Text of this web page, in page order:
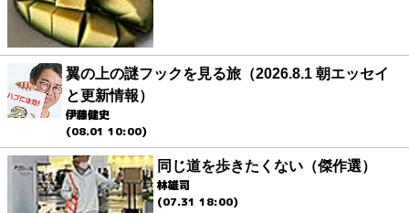
翼の上の謎フックを見る旅（2026.8.1 朝エッセイ
と更新情報）
伊藤健史
(08.01 10:00)
同じ道を歩きたくない（傑作選）
林雄司
(07.31 18:00)